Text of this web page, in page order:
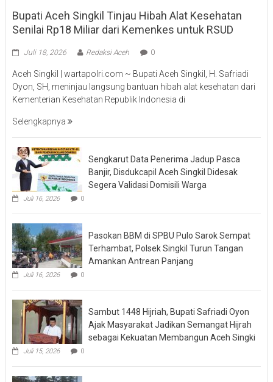
Bupati Aceh Singkil Tinjau Hibah Alat Kesehatan
Senilai Rp18 Miliar dari Kemenkes untuk RSUD
Juli 18, 2026 Redaksi Aceh 0
Aceh Singkil | wartapolri.com ~ Bupati Aceh Singkil, H. Safriadi
Oyon, SH, meninjau langsung bantuan hibah alat kesehatan dari
Kementerian Kesehatan Republik Indonesia di
Selengkapnya
Sengkarut Data Penerima Jadup Pasca
Banjir, Disdukcapil Aceh Singkil Didesak
Segera Validasi Domisili Warga
Juli 16, 2026 0
Pasokan BBM di SPBU Pulo Sarok Sempat
Terhambat, Polsek Singkil Turun Tangan
Amankan Antrean Panjang
Juli 16, 2026 0
Sambut 1448 Hijriah, Bupati Safriadi Oyon
Ajak Masyarakat Jadikan Semangat Hijrah
sebagai Kekuatan Membangun Aceh Singki
Juli 15, 2026 0